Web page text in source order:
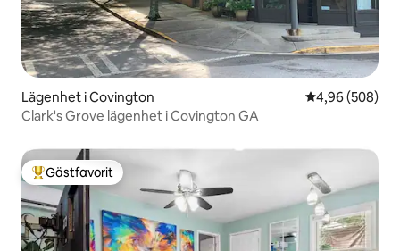
Lägenhet i Covington 4,96 av 5 i
4,96 (508)
Clark's Grove lägenhet i Covington GA
Populär gästfavorit
Gästfavorit